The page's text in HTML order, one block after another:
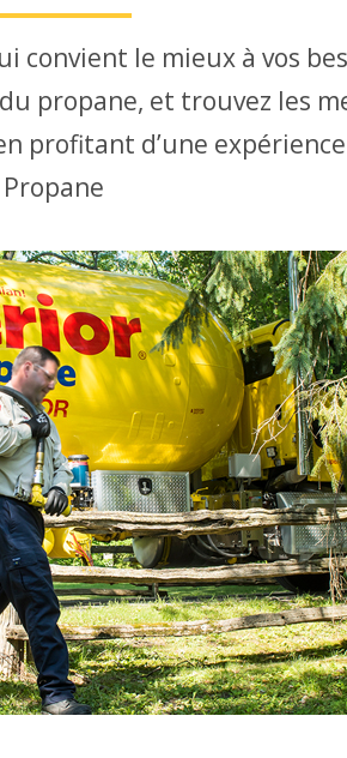
convient le mieux à vos
propane, et trouvez les
profitant d’une
Propane